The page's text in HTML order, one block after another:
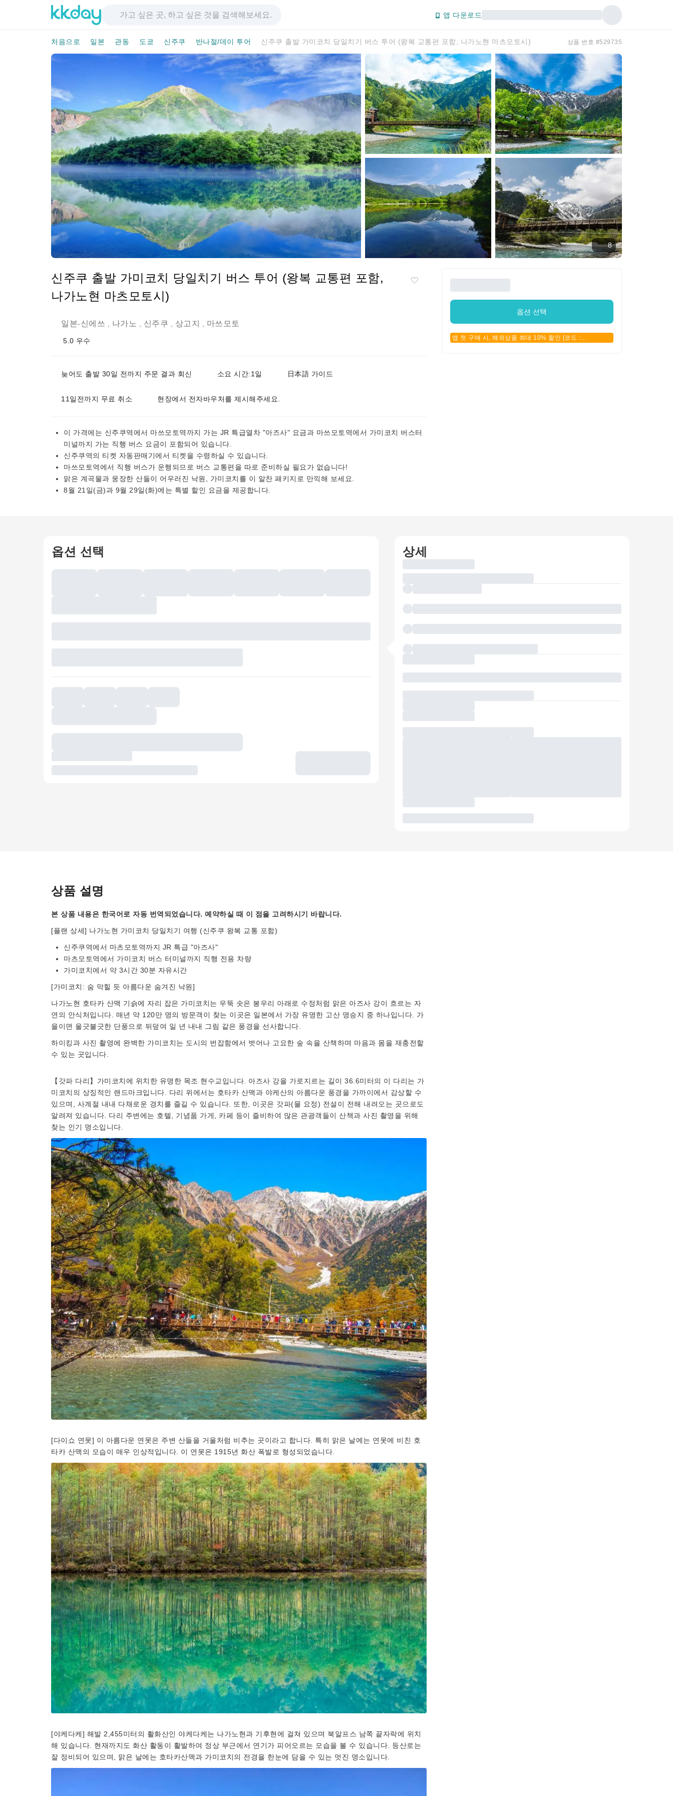
앱 다운로드
처음으로 일본 관동 도쿄 신주쿠 반나절/데이 투어 신주쿠 출발 가미코치 당일치기 버스 투어 (왕복 교통편 포함, 나가노현 마츠모토시) 상품 번호 #529735
8
신주쿠 출발 가미코치 당일치기 버스 투어 (왕복 교통편 포함,
나가노현 마츠모토시)
일본-신에쓰 나가노 신주쿠 상고지 마쓰모토
5.0 우수
늦어도 출발 30일 전까지 주문 결과 회신 소요 시간:1일 日本語 가이드
11일전까지 무료 취소 현장에서 전자바우처를 제시해주세요.
이 가격에는 신주쿠역에서 마쓰모토역까지 가는 JR 특급열차 "아즈사" 요금과 마쓰모토역에서 가미코치 버스터
미널까지 가는 직행 버스 요금이 포함되어 있습니다.
신주쿠역의 티켓 자동판매기에서 티켓을 수령하실 수 있습니다.
마쓰모토역에서 직행 버스가 운행되므로 버스 교통편을 따로 준비하실 필요가 없습니다!
맑은 계곡물과 웅장한 산들이 어우러진 낙원, 가미코치를 이 알찬 패키지로 만끽해 보세요.
8월 21일(금)과 9월 29일(화)에는 특별 할인 요금을 제공합니다.
옵션 선택
앱 첫 구매 시, 해외상품 최대 10% 할인 [코드 :
옵션 선택 상세
상품 설명
본 상품 내용은 한국어로 자동 번역되었습니다. 예약하실 때 이 점을 고려하시기 바랍니다.
[플랜 상세] 나가노현 가미코치 당일치기 여행 (신주쿠 왕복 교통 포함)
신주쿠역에서 마츠모토역까지 JR 특급 "아즈사"
마츠모토역에서 가미코치 버스 터미널까지 직행 전용 차량
가미코치에서 약 3시간 30분 자유시간
[가미코치: 숨 막힐 듯 아름다운 숨겨진 낙원]
나가노현 호타카 산맥 기슭에 자리 잡은 가미코치는 우뚝 솟은 봉우리 아래로 수정처럼 맑은 아즈사 강이 흐르는 자
연의 안식처입니다. 매년 약 120만 명의 방문객이 찾는 이곳은 일본에서 가장 유명한 고산 명승지 중 하나입니다. 가
을이면 울긋불긋한 단풍으로 뒤덮여 일 년 내내 그림 같은 풍경을 선사합니다.
하이킹과 사진 촬영에 완벽한 가미코치는 도시의 번잡함에서 벗어나 고요한 숲 속을 산책하며 마음과 몸을 재충전할
수 있는 곳입니다.
【갓파 다리】가미코치에 위치한 유명한 목조 현수교입니다. 아즈사 강을 가로지르는 길이 36.6미터의 이 다리는 가
미코치의 상징적인 랜드마크입니다. 다리 위에서는 호타카 산맥과 야케산의 아름다운 풍경을 가까이에서 감상할 수
있으며, 사계절 내내 다채로운 경치를 즐길 수 있습니다. 또한, 이곳은 갓파(물 요정) 전설이 전해 내려오는 곳으로도
알려져 있습니다. 다리 주변에는 호텔, 기념품 가게, 카페 등이 즐비하여 많은 관광객들이 산책과 사진 촬영을 위해
찾는 인기 명소입니다.
[다이쇼 연못] 이 아름다운 연못은 주변 산들을 거울처럼 비추는 곳이라고 합니다. 특히 맑은 날에는 연못에 비친 호
타카 산맥의 모습이 매우 인상적입니다. 이 연못은 1915년 화산 폭발로 형성되었습니다.
[야케다케] 해발 2,455미터의 활화산인 야케다케는 나가노현과 기후현에 걸쳐 있으며 북알프스 남쪽 끝자락에 위치
해 있습니다. 현재까지도 화산 활동이 활발하여 정상 부근에서 연기가 피어오르는 모습을 볼 수 있습니다. 등산로는
잘 정비되어 있으며, 맑은 날에는 호타카산맥과 가미코치의 전경을 한눈에 담을 수 있는 멋진 명소입니다.